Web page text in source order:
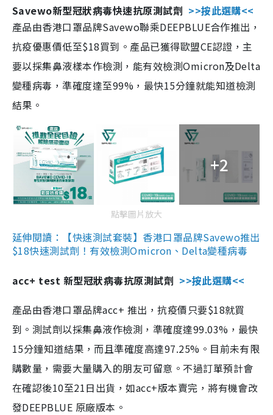
Savewo新型冠狀病毒快速抗原測試劑 >>按此選購<<
產品由香港口罩品牌Savewo聯乘DEEPBLUE合作推出，
抗疫優惠價低至$18買到。產品已獲得歐盟CE認證，主
要以採集鼻液樣本作檢測，能有效檢測Omicron及Delta
變種病毒，準確度達至99%，最快15分鐘就能知道檢測
結果。
+2
點擊圖片放大
延伸閱讀：【快速測試套裝】香港口罩品牌Savewo推出
$18快速測試劑！有效檢測Omicron、Delta變種病毒
acc+ test 新型冠狀病毒抗原測試劑 >>按此選購<<
產品由香港口罩品牌acc+ 推出，抗疫價只要$18就買
到。測試劑以採集鼻液作檢測，準確度達99.03%，最快
15分鐘知道結果，而且準確度高達97.25%。目前未有限
購數量，需要大量購入的朋友可留意。不過訂單預計會
在確認後10至21日出貨，如acc+版本賣完，將有機會改
發DEEPBLUE 原廠版本。